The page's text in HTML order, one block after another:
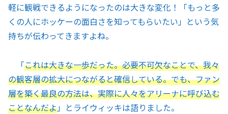
軽に観戦できるようになったのは大きな変化！「もっと多
くの人にホッケーの面白さを知ってもらいたい」という気
持ちが伝わってきますよね。
「これは大きな一歩だった。必要不可欠なことで、我々
の観客層の拡大につながると確信している。でも、ファン
層を築く最良の方法は、実際に人々をアリーナに呼び込む
ことなんだよ」とライウィッキは語りました。